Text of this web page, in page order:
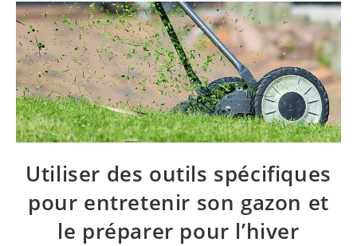
Utiliser des outils spécifiques
pour entretenir son gazon et
le préparer pour l’hiver